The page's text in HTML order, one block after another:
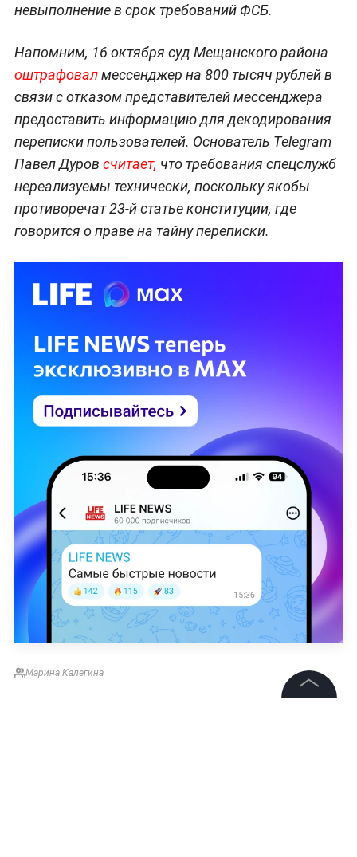
невыполнение в срок требований ФСБ.
Напомним, 16 октября суд Мещанского района
оштрафовалмессенджер на 800 тысяч рублей в
связи с отказом представителей мессенджера
предоставить информацию для декодирования
переписки пользователей. Основатель Telegram
Павел Дуров считает, что требования спецслужб
нереализуемы технически, поскольку якобы
противоречат 23-й статье конституции, где
говорится о праве на тайну переписки.
Марина Калегина